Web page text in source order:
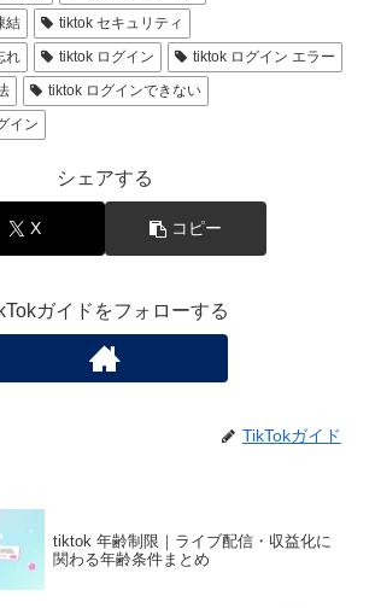
結
tiktok セキュリティ
れ
tiktok ログイン
tiktok ログイン エラー
tiktok ログインできない
イン
シェアする
X コピー
ガイドをフォローする
TikTokガイド
tiktok 年齢制限｜ライブ配信・収益化に
関わる年齢条件まとめ